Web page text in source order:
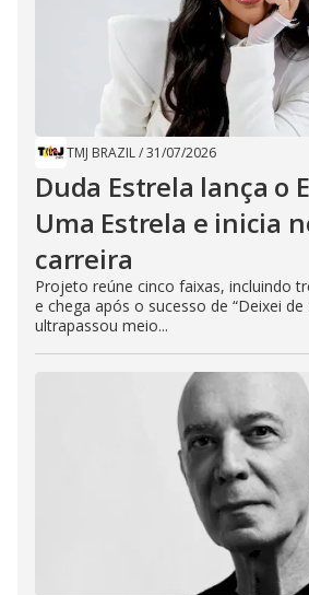
TMJ BRAZIL/31/07/2026
Duda Estrela lança o
Uma Estrela e inicia
carreira
Projeto reúne cinco faixas, incluindo
e chega após o sucesso de “Deixei de
ultrapassou meio...